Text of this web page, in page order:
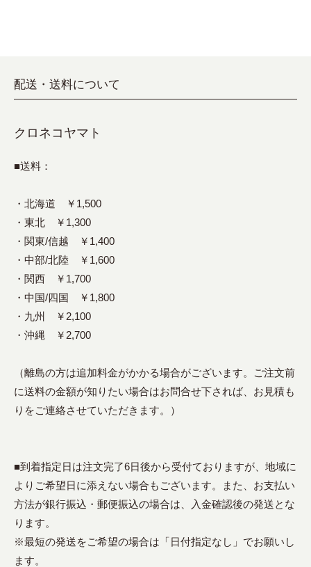
配送・送料について
クロネコヤマト
■送料：
・北海道 ￥1,500
・東北 ￥1,300
・関東/信越 ￥1,400
・中部/北陸 ￥1,600
・関西 ￥1,700
・中国/四国 ￥1,800
・九州 ￥2,100
・沖縄 ￥2,700
（離島の方は追加料金がかかる場合がございます。ご注文前
に送料の金額が知りたい場合はお問合せ下されば、お見積も
りをご連絡させていただきます。）
■到着指定日は注文完了6日後から受付ておりますが、地域に
よりご希望日に添えない場合もございます。また、お支払い
方法が銀行振込・郵便振込の場合は、入金確認後の発送とな
ります。
※最短の発送をご希望の場合は「日付指定なし」でお願いし
ます。